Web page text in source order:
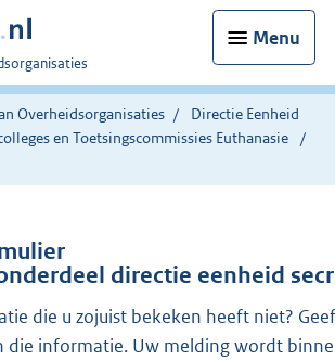
Menu
Overheidsorganisaties
Directie Eenheid
en Toetsingscommissies Euthanasie
directie eenheid
die u zojuist bekeken heeft niet?
die informatie. Uw melding wordt